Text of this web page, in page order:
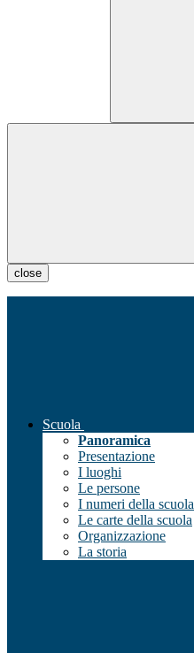
close
Scuola
Panoramica
Presentazione
I luoghi
Le persone
I numeri della scuola
Le carte della scuola
Organizzazione
La storia